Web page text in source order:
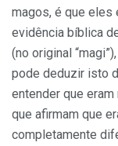
magos, é que eles
evidência bíblica
(no original
pode deduzir isto
entender que
que afirmam que
completamente